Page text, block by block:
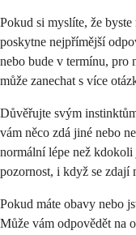
Pokud si myslíte, že
poskytne nejpřímější
nebo bude v termínu, pro
může zanechat s více
Důvěřujte svým
vám něco zdá jiné nebo
normální lépe než
pozornost, i když se zdají
Pokud máte obavy nebo
Může vám odpovědět na